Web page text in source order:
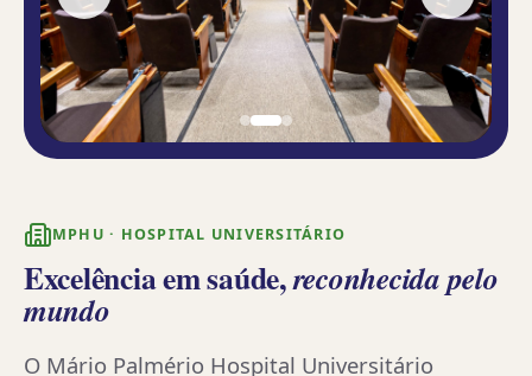
MPHU · HOSPITAL UNIVERSITÁRIO
Excelência em saúde,reconhecida pelo
mundo
O Mário Palmério Hospital Universitário